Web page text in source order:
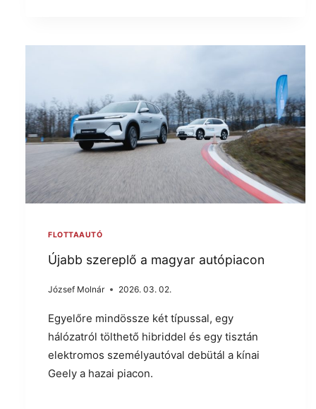
FLOTTAAUTÓ
Újabb szereplő a magyar autópiacon
József Molnár 2026. 03. 02.
Egyelőre mindössze két típussal, egy
hálózatról tölthető hibriddel és egy tisztán
elektromos személyautóval debütál a kínai
Geely a hazai piacon.